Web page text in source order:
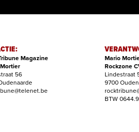
Magazine
56
Mario
Rockzone
Lindestraat
9700
BTW